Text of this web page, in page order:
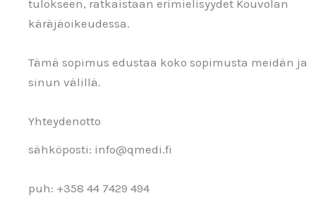
tulokseen, ratkaistaan erimielisyydet Kouvolan
käräjäoikeudessa.
Tämä sopimus edustaa koko sopimusta meidän ja
sinun välillä.
Yhteydenotto
sähköposti: info@qmedi.fi
puh: +358 44 7429 494